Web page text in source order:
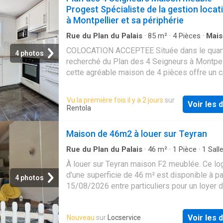
4 photos
Progest Spécialiste de la gestion
à Montpellier et sa périphérie
Rue du Plan du Palais · 85 m² · 4Pièces ·
COLOCATION ACCEPTEE Située dans le
recherché du Plan des 4 Seigneurs à
cette agréable maison de 4 pièces offre un
couple en quête de confort et de tranquillité.
superficie généreuse, elle se compose d’un
lumineux ouvrant sur l’extérieur, d’une cuisine
bains. Les espaces sont bien agencés et
une belle luminosité tout au long de la
l’extérieur, vous profiterez d’un jardin
pour les moments de détente ou les repas en
air. La maison dispose également de places
stationnement. Le secteur du Plan des 4
les universités, les écoles, les commerces
Vu la première fois il y a 2 jours sur
Rentola
Voir les
4 photos
Maison de 46m2 à louer sur Teyran
Rue du Plan du Palais · 46 m² · 1 Pièce · 1
·
À louer sur Teyran maison F2 meublée. Ce
d'une superficie de 46 m² est disponible à
15/08/2026 entre particuliers pour un loyer
Nouveau sur Locservice Voir les